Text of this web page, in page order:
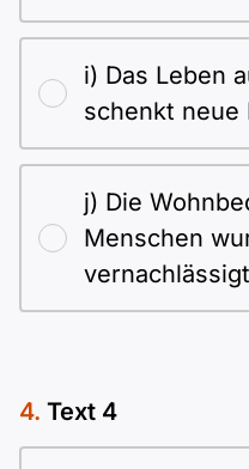
i) Das Leben
schenkt neue
j) Die
Menschen
Text 4